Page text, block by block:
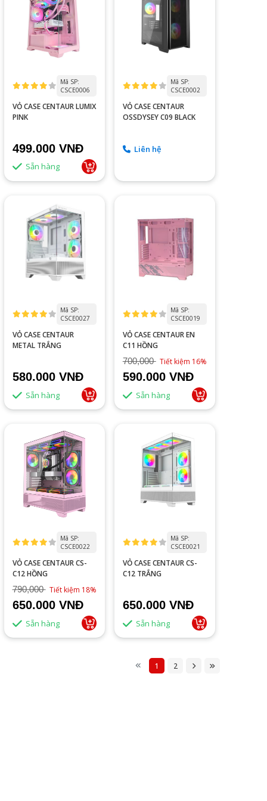
Mã SP:
CSCE0006
VỎ CASE CENTAUR LUMIX
PINK
499.000 VNĐ
Sẵn hàng
Mã SP:
CSCE0002
VỎ CASE CENTAUR
OSSDYSEY C09 BLACK
Liên hệ
Mã SP:
CSCE0027
VỎ CASE CENTAUR
METAL TRẮNG
580.000 VNĐ
Sẵn hàng
Mã SP:
CSCE0019
VỎ CASE CENTAUR EN
C11 HỒNG
700,000 Tiết kiệm 16%
590.000 VNĐ
Sẵn hàng
Mã SP:
CSCE0022
VỎ CASE CENTAUR CS-
C12 HỒNG
790,000 Tiết kiệm 18%
650.000 VNĐ
Sẵn hàng
Mã SP:
CSCE0021
VỎ CASE CENTAUR CS-
C12 TRẮNG
650.000 VNĐ
Sẵn hàng
1 2